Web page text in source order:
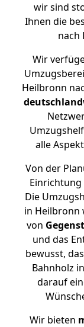
wir sind
Ihnen die
nach
Wir
Heilbronn
alle
Von der
Einrichtung
Die
in Heilbronn
von
und das
bewusst,
Bahnholz
darauf
Wir bieten